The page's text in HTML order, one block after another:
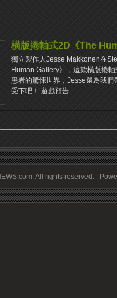
橫版捲軸式2D《The
獨立製作人Jesse Makkonen在
Human Gallery》，這款橫版捲
患者的驚悚世界，Jesse還為我
受下吧！ 遊戲預告...
All rights reserved. |